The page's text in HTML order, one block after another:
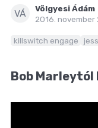
PREMIEREK
VÁ
Völgyesi Ádám
2016. november
killswitch engage
Bob Marleytól